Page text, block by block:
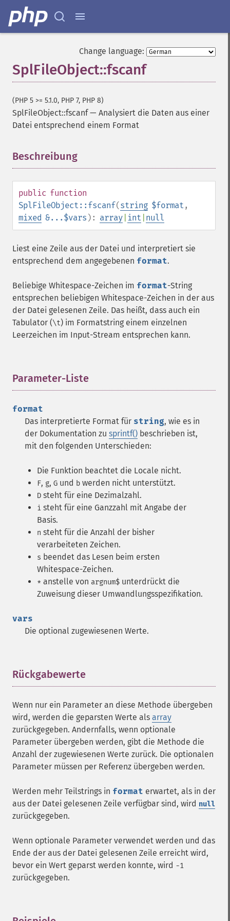
Change language:
SplFileObject::fscanf
(PHP 5 >= 5.1.0, PHP 7, PHP 8)
SplFileObject::fscanf— Analysiert die Daten aus einer
Datei entsprechend einem Format
Beschreibung
public function
SplFileObject::fscanf(string $format ,
mixed &...$vars ): array int null
Liest eine Zeile aus der Datei und interpretiert sie
entsprechend dem angegebenen format.
Beliebige Whitespace-Zeichen im format-String
entsprechen beliebigen Whitespace-Zeichen in der aus
der Datei gelesenen Zeile. Das heißt, dass auch ein
Tabulator (\t) im Formatstring einem einzelnen
Leerzeichen im Input-Stream entsprechen kann.
Parameter-Liste
format
Das interpretierte Format für string, wie es in
der Dokumentation zu sprintf() beschrieben ist,
mit den folgenden Unterschieden:
Die Funktion beachtet die Locale nicht.
F, g, G und b werden nicht unterstützt.
D steht für eine Dezimalzahl.
i steht für eine Ganzzahl mit Angabe der
Basis.
n steht für die Anzahl der bisher
verarbeiteten Zeichen.
s beendet das Lesen beim ersten
Whitespace-Zeichen.
* anstelle von argnum$ unterdrückt die
Zuweisung dieser Umwandlungsspezifikation.
vars
Die optional zugewiesenen Werte.
Rückgabewerte
Wenn nur ein Parameter an diese Methode übergeben
wird, werden die geparsten Werte als array
zurückgegeben. Andernfalls, wenn optionale
Parameter übergeben werden, gibt die Methode die
Anzahl der zugewiesenen Werte zurück. Die optionalen
Parameter müssen per Referenz übergeben werden.
Werden mehr Teilstrings in format erwartet, als in der
aus der Datei gelesenen Zeile verfügbar sind, wird null
zurückgegeben.
Wenn optionale Parameter verwendet werden und das
Ende der aus der Datei gelesenen Zeile erreicht wird,
bevor ein Wert geparst werden konnte, wird -1
zurückgegeben.